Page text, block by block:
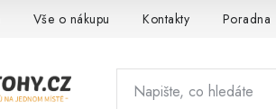
Vše o nákupu Kontakty Poradna